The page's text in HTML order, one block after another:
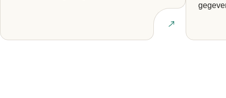
Lees artikel